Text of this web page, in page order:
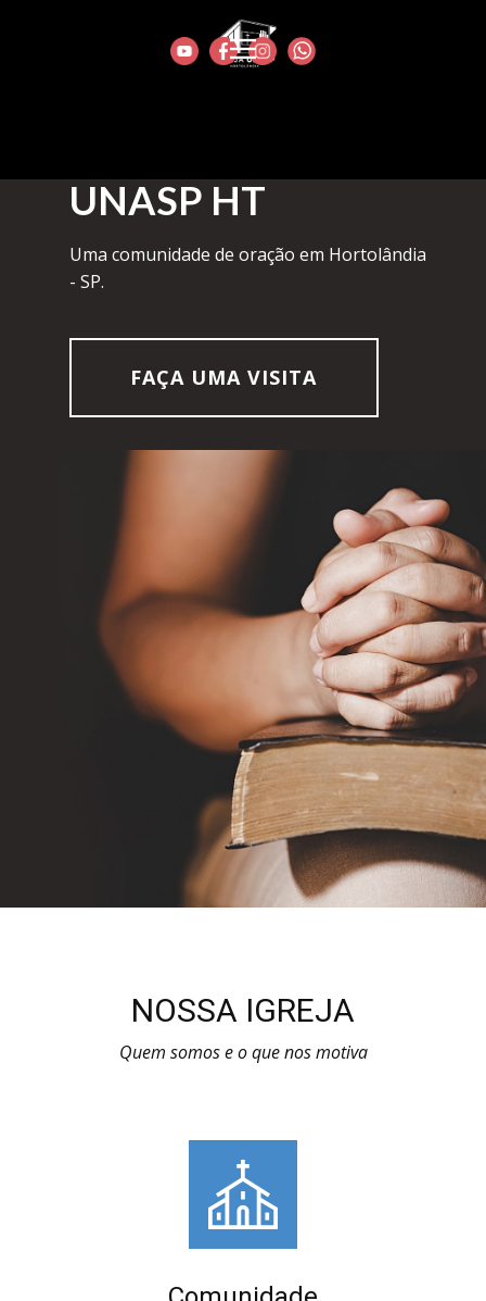
UNASP HT
Uma comunidade de oração em Hortolândia
- SP.
FAÇA UMA VISITA
NOSSA IGREJA
Quem somos e o que nos motiva